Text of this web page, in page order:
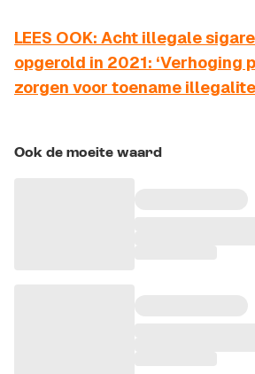
LEES OOK: Acht illegale
opgerold in 2021: ‘Verhoging
zorgen voor toename
Ook de moeite waard